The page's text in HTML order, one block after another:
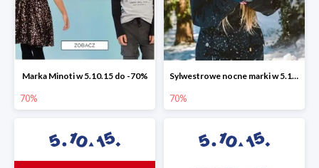
Marka Minoti w 5.10.15 do -70%
70%
Sylwestrowe nocne marki w 5.10.15 do -70%
70%